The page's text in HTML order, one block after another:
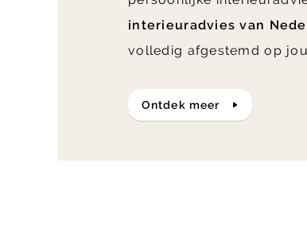
interieuradvies van
volledig afgestemd op
ontdek meer